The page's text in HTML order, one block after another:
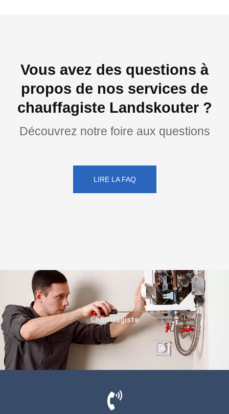
Vous avez des questions à
propos de nos services de
chauffagiste Landskouter ?
Découvrez notre foire aux questions
LIRE LA FAQ
Chauffagiste